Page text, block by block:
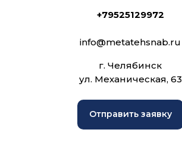
+79525129972
info@metatehsnab.ru
г. Челябинск
ул. Механическая, 63
Отправить заявку